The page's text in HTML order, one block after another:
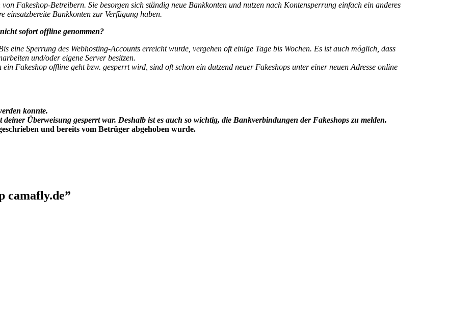
Fakeshop-Betreibern. Sie besorgen sich ständig neue Bankkonten und nutzen nach Kontensperrung einfach ein anderes
einsatzbereite Bankkonten zur Verfügung haben.
sofort offline genommen?
eine Sperrung des Webhosting-Accounts erreicht wurde, vergehen oft einige Tage bis Wochen. Es ist auch möglich, dass
und/oder eigene Server besitzen.
ein Fakeshop offline geht bzw. gesperrt wird, sind oft schon ein dutzend neuer Fakeshops unter einer neuen Adresse online
konnte.
Überweisung gesperrt war. Deshalb ist es auch so wichtig, die Bankverbindungen der Fakeshops zu melden.
und bereits vom Betrüger abgehoben wurde.
camafly.de”